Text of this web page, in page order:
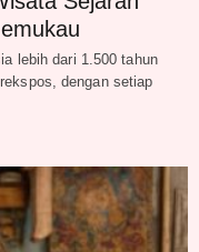
lebih dari 1.500 tahun
dengan setiap